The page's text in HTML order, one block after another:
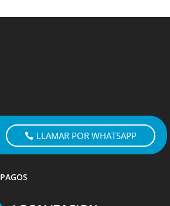
LLAMAR POR WHATSAPP
PAGOS